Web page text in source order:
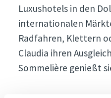
Luxushotels in den
internationalen
Radfahren, Klettern
Claudia ihren
Sommelière genießt